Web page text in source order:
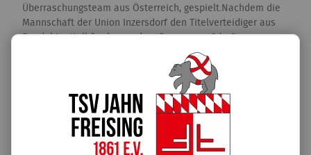
Überraschungsteam aus Österreich, gespielt.Nachdem die
Mannschaft der Union Inzersdorf den Titelverteidiger aus
Rendel im Halbfinale aus dem Rennen warf,durfte man
gespannt sein,wie die Mannschaft im Finale gegen die Oldie`s
auftreten wird.Ging der erste Satz noch relativ eindeutig mit
11:6 an die Oldie`s, war der zweite Satz sehr ausgeglichen und
ging in die Verlängerung.Dort erspielten sich beide Teams
abwechselnd ihre Satz – bzw Matchbälle.Allerdings war
Inzersdorf dann die glücklichere Mannschaft und holte sich
Satz zwei mit 15:14. Nach einem ständigen Führungswechsel